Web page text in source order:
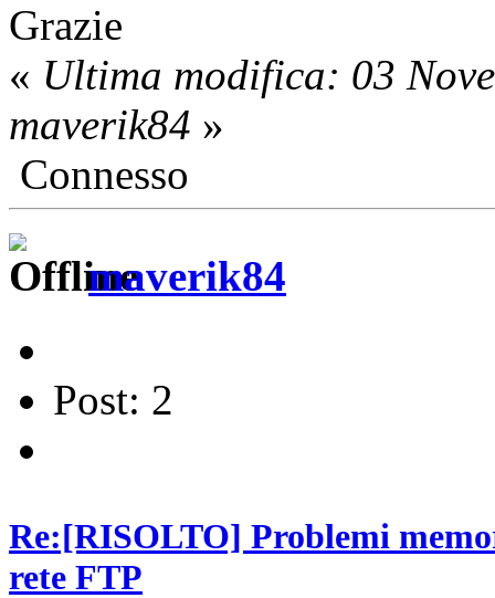
Grazie
« Ultima modifica: 03
maverik84 »
Connesso
maverik84
Post: 2
Re:[RISOLTO] Problemi
rete FTP